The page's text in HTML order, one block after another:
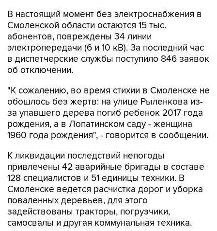
В настоящий момент без электроснабжения в
Смоленской области остаются 15 тыс.
абонентов, повреждены 34 линии
электропередачи (6 и 10 кВ). За последний час
в диспетчерские службы поступило 846 заявок
об отключении.
"К сожалению, во время стихии в Смоленске не
обошлось без жертв: на улице Рыленкова из-
за упавшего дерева погиб ребенок 2017 года
рождения, а в Лопатинском саду - женщина
1960 года рождения", - говорится в сообщении.
К ликвидации последствий непогоды
привлечены 42 аварийные бригады в составе
128 специалистов и 51 единицы техники. В
Смоленске ведется расчистка дорог и уборка
поваленных деревьев, для этого
задействованы тракторы, погрузчики,
самосвалы и другая коммунальная техника.